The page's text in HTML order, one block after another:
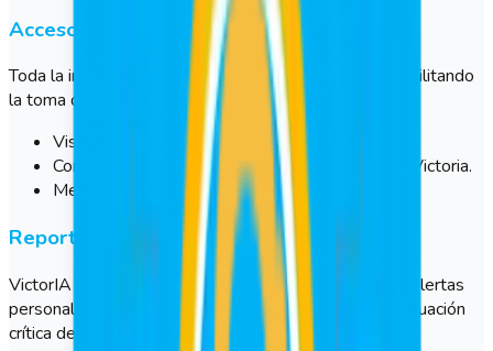
Acceso a datos cuando lo necesites
Toda la información está disponible en tiempo real, facilitando
la toma de decisiones con datos claros y actualizados.
Visualización clara y directa.
Conexión en tiempo real con el sistema de GeoVictoria.
Mejora en la toma de decisiones.
Reportes y alertas en tiempo real
VictorIA transforma los datos en métricas útiles, con alertas
personalizadas donde estarás al tanto de cualquier situación
crítica de tu empresa.